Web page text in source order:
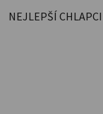
NEJLEPŠÍ